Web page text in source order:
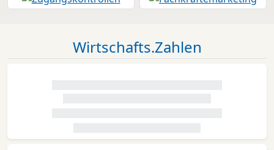
Wirtschafts.Zahlen